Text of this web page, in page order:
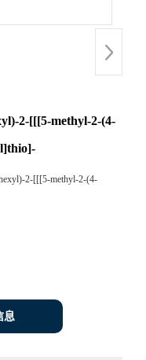
2-[[[5-methyl-2-(4-
2-[[[5-methyl-2-(4-
息